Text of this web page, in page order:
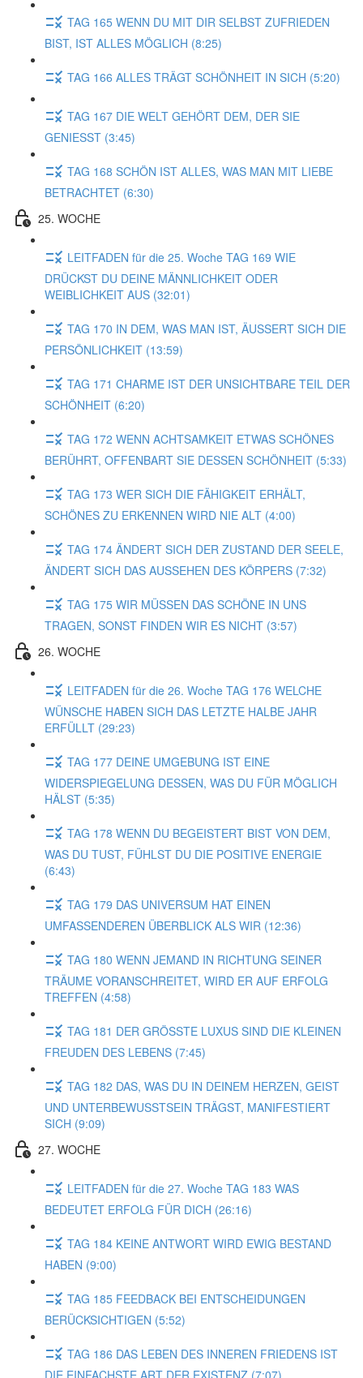
TAG 165 WENN DU MIT DIR SELBST ZUFRIEDEN
BIST, IST ALLES MÖGLICH (8:25)
TAG 166 ALLES TRÄGT SCHÖNHEIT IN SICH (5:20)
TAG 167 DIE WELT GEHÖRT DEM, DER SIE
GENIESST (3:45)
TAG 168 SCHÖN IST ALLES, WAS MAN MIT LIEBE
BETRACHTET (6:30)
25. WOCHE
LEITFADEN für die 25. Woche TAG 169 WIE
DRÜCKST DU DEINE MÄNNLICHKEIT ODER
WEIBLICHKEIT AUS (32:01)
TAG 170 IN DEM, WAS MAN IST, ÄUSSERT SICH DIE
PERSÖNLICHKEIT (13:59)
TAG 171 CHARME IST DER UNSICHTBARE TEIL DER
SCHÖNHEIT (6:20)
TAG 172 WENN ACHTSAMKEIT ETWAS SCHÖNES
BERÜHRT, OFFENBART SIE DESSEN SCHÖNHEIT (5:33)
TAG 173 WER SICH DIE FÄHIGKEIT ERHÄLT,
SCHÖNES ZU ERKENNEN WIRD NIE ALT (4:00)
TAG 174 ÄNDERT SICH DER ZUSTAND DER SEELE,
ÄNDERT SICH DAS AUSSEHEN DES KÖRPERS (7:32)
TAG 175 WIR MÜSSEN DAS SCHÖNE IN UNS
TRAGEN, SONST FINDEN WIR ES NICHT (3:57)
26. WOCHE
LEITFADEN für die 26. Woche TAG 176 WELCHE
WÜNSCHE HABEN SICH DAS LETZTE HALBE JAHR
ERFÜLLT (29:23)
TAG 177 DEINE UMGEBUNG IST EINE
WIDERSPIEGELUNG DESSEN, WAS DU FÜR MÖGLICH
HÄLST (5:35)
TAG 178 WENN DU BEGEISTERT BIST VON DEM,
WAS DU TUST, FÜHLST DU DIE POSITIVE ENERGIE
(6:43)
TAG 179 DAS UNIVERSUM HAT EINEN
UMFASSENDEREN ÜBERBLICK ALS WIR (12:36)
TAG 180 WENN JEMAND IN RICHTUNG SEINER
TRÄUME VORANSCHREITET, WIRD ER AUF ERFOLG
TREFFEN (4:58)
TAG 181 DER GRÖSSTE LUXUS SIND DIE KLEINEN
FREUDEN DES LEBENS (7:45)
TAG 182 DAS, WAS DU IN DEINEM HERZEN, GEIST
UND UNTERBEWUSSTSEIN TRÄGST, MANIFESTIERT
SICH (9:09)
27. WOCHE
LEITFADEN für die 27. Woche TAG 183 WAS
BEDEUTET ERFOLG FÜR DICH (26:16)
TAG 184 KEINE ANTWORT WIRD EWIG BESTAND
HABEN (9:00)
TAG 185 FEEDBACK BEI ENTSCHEIDUNGEN
BERÜCKSICHTIGEN (5:52)
TAG 186 DAS LEBEN DES INNEREN FRIEDENS IST
DIE EINFACHSTE ART DER EXISTENZ (7:07)